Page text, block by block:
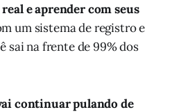
e aprender com seus
um sistema de registro e
sai na frente de 99% dos
continuar pulando de